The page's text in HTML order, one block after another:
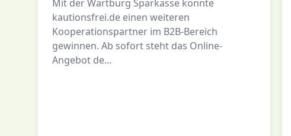
Mit der Wartburg Sparkasse konnte
kautionsfrei.de einen weiteren
Kooperationspartner im B2B-Bereich
gewinnen. Ab sofort steht das Online-
Angebot de...